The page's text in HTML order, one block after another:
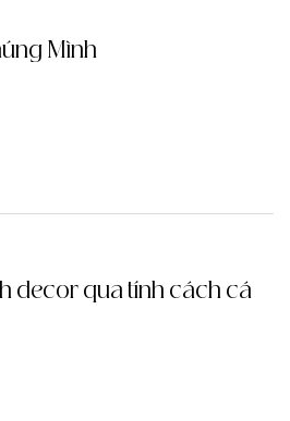
Mình
decor qua tính cách cá